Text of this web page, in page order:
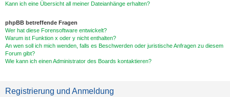
Kann ich eine Übersicht all meiner Dateianhänge erhalten?
phpBB betreffende Fragen
Wer hat diese Forensoftware entwickelt?
Warum ist Funktion x oder y nicht enthalten?
An wen soll ich mich wenden, falls es Beschwerden oder juristische Anfragen zu diesem
Forum gibt?
Wie kann ich einen Administrator des Boards kontaktieren?
Registrierung und Anmeldung